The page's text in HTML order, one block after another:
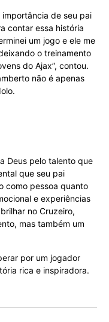
importância de seu pai
contar essa história
um jogo e ele me
o treinamento
do Ajax”, contou.
não é apenas
Deus pelo talento que
que seu pai
como pessoa quanto
e experiências
no Cruzeiro,
mas também um
por um jogador
rica e inspiradora.